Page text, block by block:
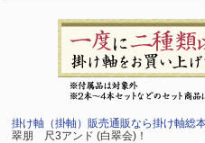
掛け軸（掛軸）販売通販なら掛け軸総
翠朋 尺3アンド (白翠会)！